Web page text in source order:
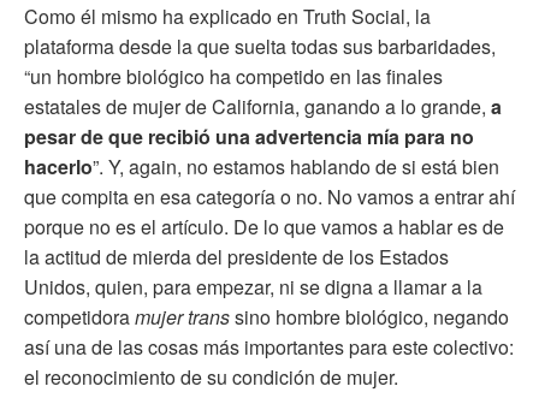
Como él mismo ha explicado en Truth Social, la
plataforma desde la que suelta todas sus barbaridades,
“un hombre biológico ha competido en las finales
estatales de mujer de California, ganando a lo grande, a
pesar de que recibió una advertencia mía para no
hacerlo”. Y, again, no estamos hablando de si está bien
que compita en esa categoría o no. No vamos a entrar ahí
porque no es el artículo. De lo que vamos a hablar es de
la actitud de mierda del presidente de los Estados
Unidos, quien, para empezar, ni se digna a llamar a la
competidoramujer transsino hombre biológico, negando
así una de las cosas más importantes para este colectivo:
el reconocimiento de su condición de mujer.